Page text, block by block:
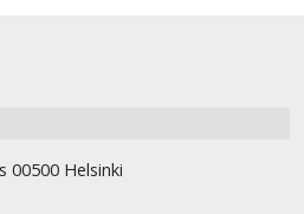
00500 Helsinki